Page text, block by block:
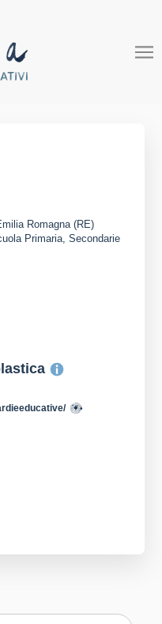
Romagna (RE)
Primaria, Secondarie